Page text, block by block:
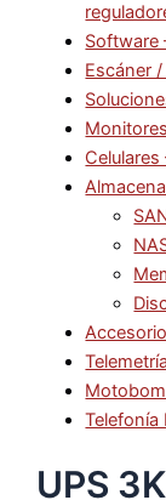
Software
Escáner /
Telemetría
Telefonía
UPS